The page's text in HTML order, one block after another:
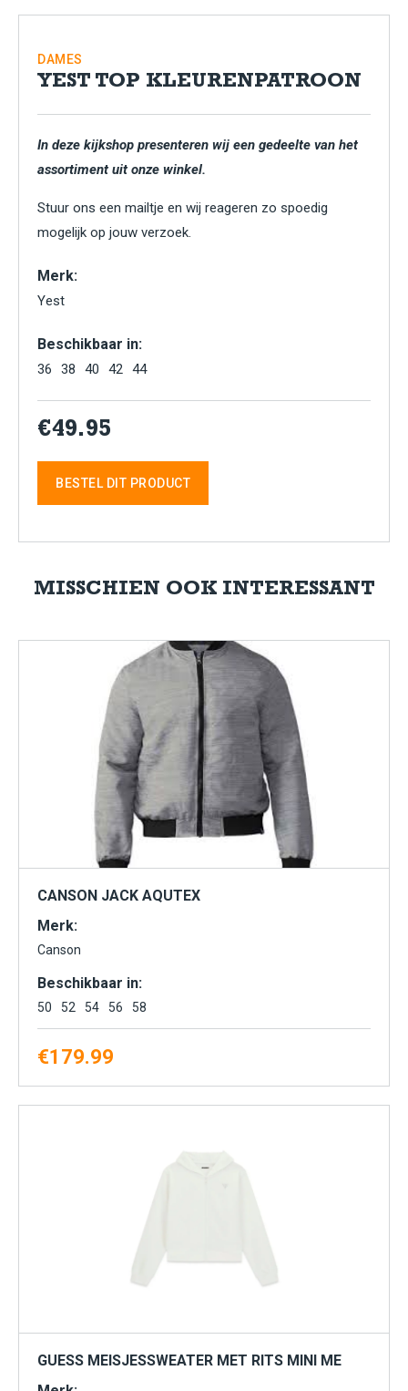
DAMES
YEST TOP KLEURENPATROON
In deze kijkshop presenteren wij een gedeelte van het
assortiment uit onze winkel.
Stuur ons een mailtje en wij reageren zo spoedig
mogelijk op jouw verzoek.
Merk:
Yest
Beschikbaar in:
36 38 40 42 44
€49.95
BESTEL DIT PRODUCT
MISSCHIEN OOK INTERESSANT
CANSON JACK AQUTEX
Merk:
Canson
Beschikbaar in:
50 52 54 56 58
€179.99
GUESS MEISJESSWEATER MET RITS MINI ME